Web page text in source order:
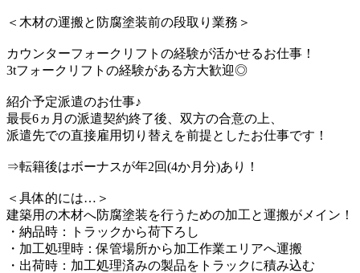
＜木材の運搬と防腐塗装前の段取り業務＞
カウンターフォークリフトの経験が活かせるお仕事！
3tフォークリフトの経験がある方大歓迎◎
紹介予定派遣のお仕事♪
最長6ヵ月の派遣契約終了後、双方の合意の上、
派遣先での直接雇用切り替えを前提としたお仕事です！
⇒転籍後はボーナスが年2回(4か月分)あり！
＜具体的には…＞
建築用の木材へ防腐塗装を行うための加工と運搬がメイン！
・納品時：トラックから荷下ろし
・加工処理時：保管場所から加工作業エリアへ運搬
・出荷時：加工処理済みの製品をトラックに積み込む